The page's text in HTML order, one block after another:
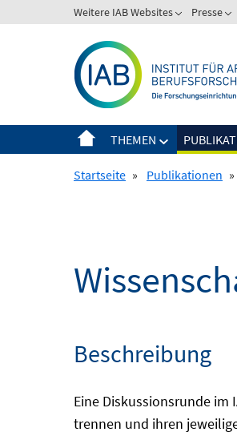
zum
Weitere IAB Websites Presse
THEMEN
Startseite » Publikationen »
Beschreibung
Eine Diskussionsrunde im
trennen und ihren